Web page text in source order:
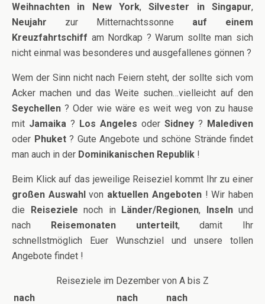
Weihnachten in New York,Silvester in Singapur,
Neujahr zur Mitternachtssonne auf einem
Kreuzfahrtschiff am Nordkap ? Warum sollte man sich
nicht einmal was besonderes und ausgefallenes gönnen ?
Wem der Sinn nicht nach Feiern steht, der sollte sich vom
Acker machen und das Weite suchen…vielleicht auf den
Seychellen ? Oder wie wäre es weit weg von zu hause
mit Jamaika ? Los Angeles oder Sidney ? Malediven
oder Phuket? Gute Angebote und schöne Strände findet
man auch in der Dominikanischen Republik !
Beim Klick auf das jeweilige Reiseziel kommt Ihr zu einer
großen Auswahlvon aktuellen Angeboten! Wir haben
die Reiseziele noch in Länder/Regionen, Inseln und
nach Reisemonaten unterteilt, damit Ihr
schnellstmöglich Euer Wunschziel und unsere tollen
Angebote findet !
Reiseziele im Dezember von A bis Z
nach
nach
nach